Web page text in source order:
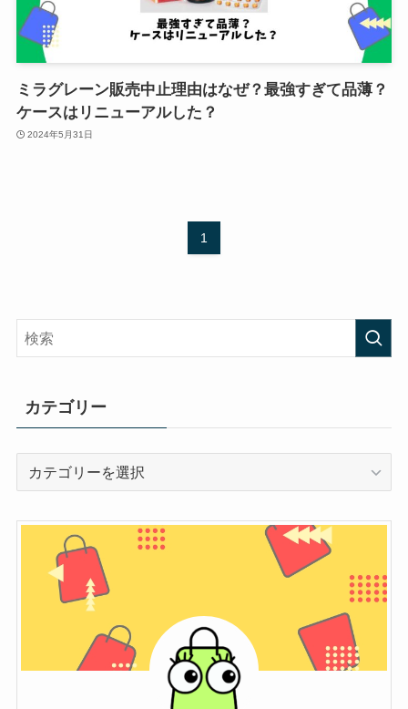
ミラグレーン販売中止理由はなぜ？最強すぎて品薄？
ケースはリニューアルした？
2024年5月31日
1
カテゴリー